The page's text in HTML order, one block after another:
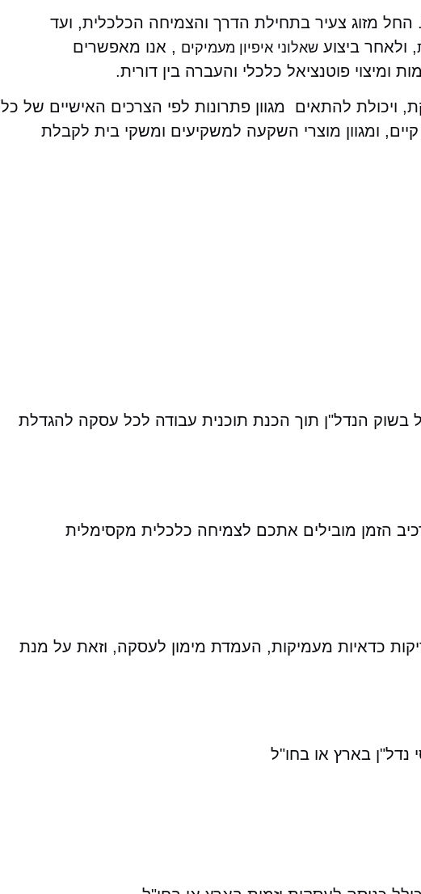
מזוג צעיר בתחילת הדרך והצמיחה הכלכלית, ועד
, ולאחר ביצוע שאלוני איפיון מעמיקים , אנו מאפשרים
ומיצוי פוטנציאל כלכלי והעברה בין דורית.
ויכולת להתאים מגוון פתרונות לפי הצרכים האישיים של כל
ומגוון מוצרי השקעה למשקיעים ומשקי בית לקבלת
בשוק הנדל"ן תוך הכנת תוכנית עבודה לכל עסקה להגדלת
הזמן מובילים אתכם לצמיחה כלכלית מקסימלית
כדאיות מעמיקות, העמדת מימון לעסקה, וזאת על מנת
נדל"ן בארץ או בחו"ל